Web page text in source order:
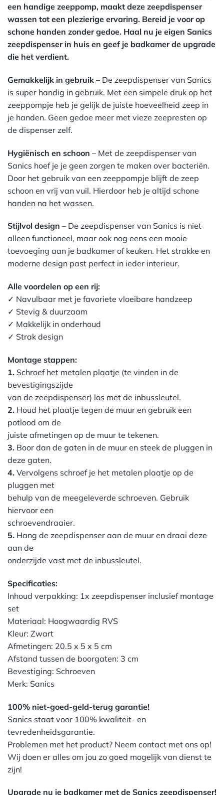
een handige zeeppomp, maakt deze zeepdispenser
wassen tot een plezierige ervaring. Bereid je voor op
schone handen zonder gedoe. Haal nu je eigen Sanics
zeepdispenser in huis en geef je badkamer de upgrade
die het verdient.
Gemakkelijk in gebruik – De zeepdispenser van Sanics
is super handig in gebruik. Met een simpele druk op het
zeeppompje heb je gelijk de juiste hoeveelheid zeep in
je handen. Geen gedoe meer met vieze zeepresten op
de dispenser zelf.
Hygiënisch en schoon – Met de zeepdispenser van
Sanics hoef je je geen zorgen te maken over bacteriën.
Door het gebruik van een zeeppompje blijft de zeep
schoon en vrij van vuil. Hierdoor heb je altijd schone
handen na het wassen.
Stijlvol design – De zeepdispenser van Sanics is niet
alleen functioneel, maar ook nog eens een mooie
toevoeging aan je badkamer of keuken. Het strakke en
moderne design past perfect in ieder interieur.
Alle voordelen op een rij:
✓ Navulbaar met je favoriete vloeibare handzeep
✓ Stevig & duurzaam
✓ Makkelijk in onderhoud
✓ Strak design
Montage stappen:
1. Schroef het metalen plaatje (te vinden in de
bevestigingszijde
van de zeepdispenser) los met de inbussleutel.
2. Houd het plaatje tegen de muur en gebruik een
potlood om de
juiste afmetingen op de muur te tekenen.
3. Boor dan de gaten in de muur en steek de pluggen in
deze gaten.
4. Vervolgens schroef je het metalen plaatje op de
pluggen met
behulp van de meegeleverde schroeven. Gebruik
hiervoor een
schroevendraaier.
5. Hang de zeepdispenser aan de muur en draai deze
aan de
onderzijde vast met de inbussleutel.
Specificaties:
Inhoud verpakking: 1x zeepdispenser inclusief montage
set
Materiaal: Hoogwaardig RVS
Kleur: Zwart
Afmetingen: 20.5 x 5 x 5 cm
Afstand tussen de boorgaten: 3 cm
Bevestiging: Schroeven
Merk: Sanics
100% niet-goed-geld-terug garantie!
Sanics staat voor 100% kwaliteit- en
tevredenheidsgarantie.
Problemen met het product? Neem contact met ons op!
Wij doen er alles om jou zo goed mogelijk van dienst te
zijn!
Upgrade nu je badkamer met de Sanics zeepdispenser!